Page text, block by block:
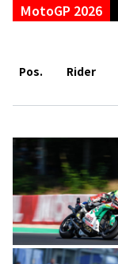
MotoGP 2026
Pos. Rider